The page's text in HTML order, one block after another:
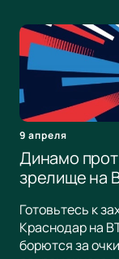
9 апреля
Динамо
зрелище на
Готовьтесь к
Краснодар на
борются за